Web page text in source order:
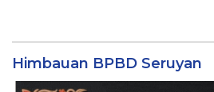
Himbauan BPBD Seruyan